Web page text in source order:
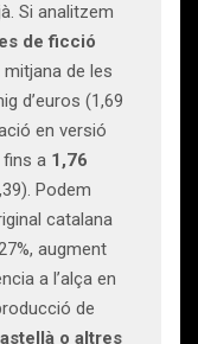
Si analitzem
de ficció
de les
d’euros (1,69
en versió
fins a 1,76
Podem
catalana
augment
a l’alça en
de
o altres